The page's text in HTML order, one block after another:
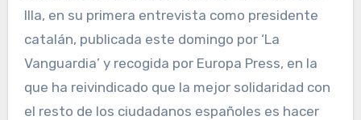
Illa, en su primera entrevista como presidente
catalán, publicada este domingo por ‘La
Vanguardia’ y recogida por Europa Press, en la
que ha reivindicado que la mejor solidaridad con
el resto de los ciudadanos españoles es hacer